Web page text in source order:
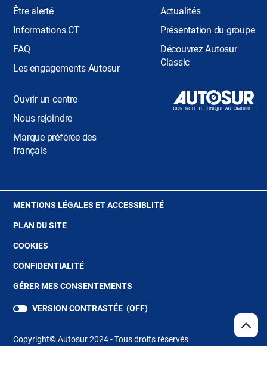
EN
Être alerté
Informations CT
FAQ
Les engagements Autosur
Actualités
Présentation du groupe
Découvrez Autosur
Classic
Ouvrir un centre
Nous rejoindre
Marque préférée des
français
MENTIONS LÉGALES ET ACCESSIBLITÉ(OUVRE
PLAN DU SITE
COOKIES
UNE
FENÊTRE)
CONFIDENTIALITÉ(OUVRE
UNE
FENÊTRE)
GÉRER MES CONSENTEMENTS
VERSION CONTRASTÉE (OFF)
Copyright© Autosur 2024 - Tous droits réservés